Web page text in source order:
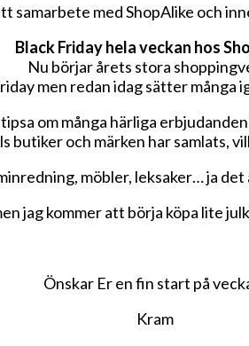
samarbete med ShopAlike och
Black Friday hela veckan hos
Nu börjar årets stora
men redan idag sätter många
om många härliga
butiker och märken har samlats,
möbler, leksaker… ja
jag kommer att börja köpa lite
Önskar Er en fin start på
Kram